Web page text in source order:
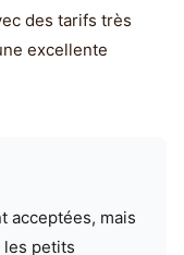
des tarifs très
excellente
acceptées, mais
les petits